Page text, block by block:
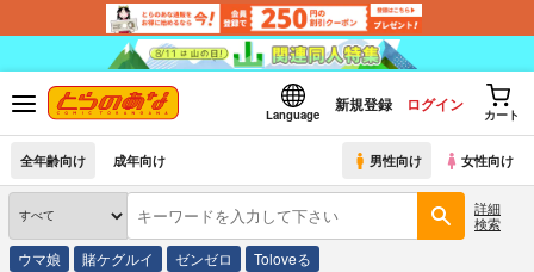
Language
新規登録 ログイン
カート
全年齢向け 成年向け 男性向け 女性向け
詳細
検索
ウマ娘 賭ケグルイ ゼンゼロ Toloveる